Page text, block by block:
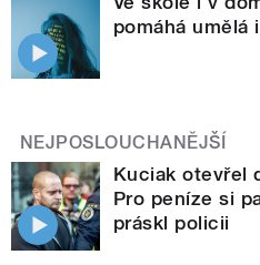
pomáhá umělá
NEJPOSLOUCHANĚJŠÍ
Kuciak otevřel
Pro peníze si
práskl policii